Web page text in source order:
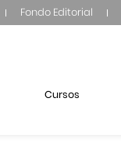
Fondo Editorial
Cursos